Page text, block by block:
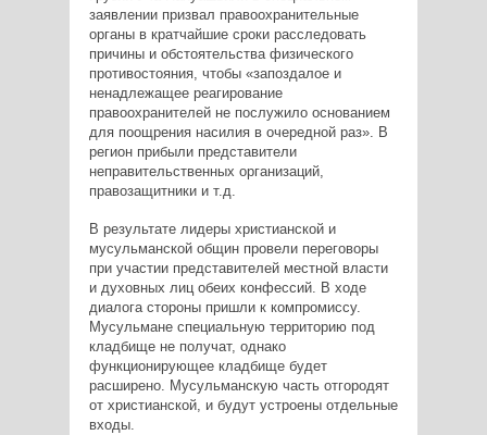
заявлении призвал правоохранительные
органы в кратчайшие сроки расследовать
причины и обстоятельства физического
противостояния, чтобы «запоздалое и
ненадлежащее реагирование
правоохранителей не послужило основанием
для поощрения насилия в очередной раз». В
регион прибыли представители
неправительственных организаций,
правозащитники и т.д.
В результате лидеры христианской и
мусульманской общин провели переговоры
при участии представителей местной власти
и духовных лиц обеих конфессий. В ходе
диалога стороны пришли к компромиссу.
Мусульмане специальную территорию под
кладбище не получат, однако
функционирующее кладбище будет
расширено. Мусульманскую часть отгородят
от христианской, и будут устроены отдельные
входы.